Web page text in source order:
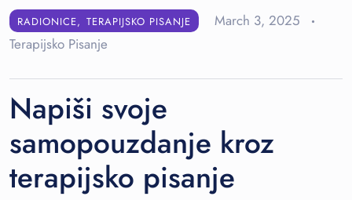
RADIONICE TERAPIJSKO PISANJE
March 3, 2025
Terapijsko Pisanje
Napiši svoje
samopouzdanje kroz
terapijsko pisanje